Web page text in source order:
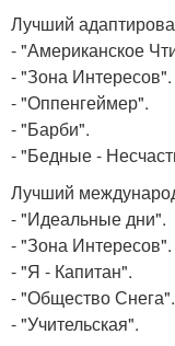
Лучший
- "Американское
- "Зона Интересов".
- "Оппенгеймер".
- "Барби".
- "Бедные -
Лучший
- "Идеальные дни".
- "Зона Интересов".
- "Я - Капитан".
- "Общество Снега".
- "Учительская".